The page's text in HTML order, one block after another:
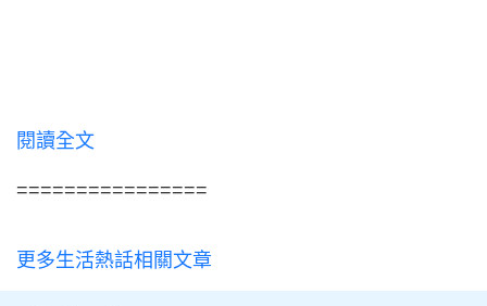
閱讀全文
================
更多生活熱話相關文章